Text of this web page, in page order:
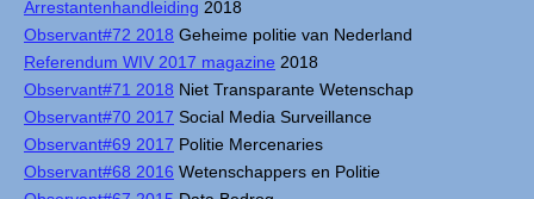
Arrestantenhandleiding 2018
Observant#72 2018 Geheime politie van Nederland
Referendum WIV 2017 magazine 2018
Observant#71 2018 Niet Transparante Wetenschap
Observant#70 2017 Social Media Surveillance
Observant#69 2017 Politie Mercenaries
Observant#68 2016 Wetenschappers en Politie